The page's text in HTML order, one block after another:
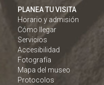
PLANEA TU VISITA
Horario y admisión
Cómo llegar
Servicios
Accesibilidad
Fotografía
Mapa del museo
Protocolos